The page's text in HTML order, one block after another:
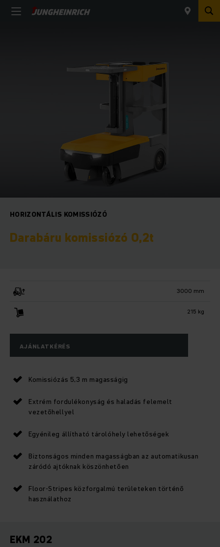
HORIZONTÁLIS KOMISSIÓZÓ
Darabáru komissiózó 0,2t
3000 mm
215 kg
AJÁNLATKÉRÉS
Komissiózás 5,3 m magasságig
Extrém fordulékonyság és haladás felemelt
vezetőhellyel
Egyénileg állítható tárolóhely lehetőségek
Biztonságos minden magasságban az automatikusan
záródó ajtóknak köszönhetően
Floor-Stripes közforgalmú területeken történő
használathoz
EKM 202